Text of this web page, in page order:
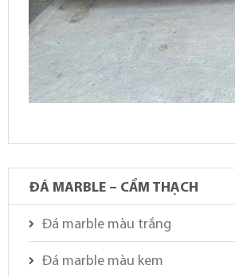
ĐÁ MARBLE – CẨM THẠCH
Đá marble màu trắng
Đá marble màu kem